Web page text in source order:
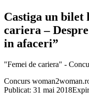
Castiga un bilet
cariera –
in afaceri”
"Femei de cariera" -
Concurs
Publicat: 31 mai 2018